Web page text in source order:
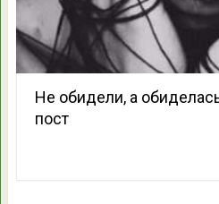
Не обидели, а
пост